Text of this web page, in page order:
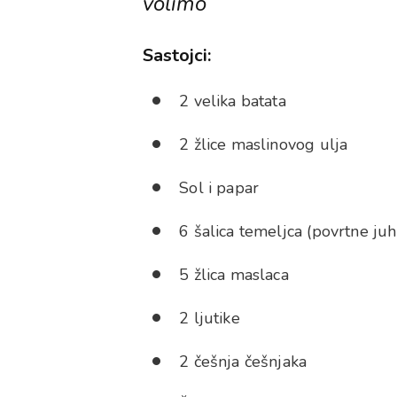
Sastojci:
2 velika batata
2 žlice maslinovog ulja
Sol i papar
6 šalica temeljca (povrtne
5 žlica maslaca
2 ljutike
2 češnja češnjaka